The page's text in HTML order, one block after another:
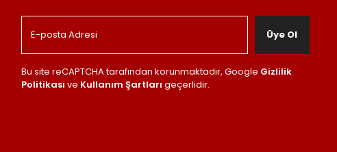
Üye Ol
Bu site reCAPTCHA tarafından korunmaktadır, Google Gizlilik
Politikası ve Kullanım Şartları geçerlidir.